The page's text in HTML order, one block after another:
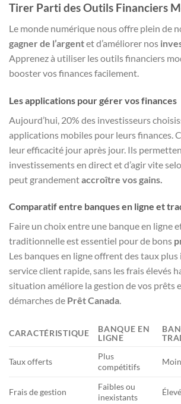
Tirer Parti des Outils Financiers
Le monde numérique nous offre plein de
gagner de l’argentet d’améliorer nos
Apprenez à utiliser les outils financiers
booster vos finances facilement.
Les applications pour gérer vos finances
Aujourd’hui, 20% des investisseurs
applications mobiles pour leurs finances.
leur efficacité jour après jour. Ils
investissements en direct et d’agir vite
peut grandementaccroître vos gains.
Comparatif entre banques en ligne et
Faire un choix entre une banque en ligne
traditionnelle est essentiel pour de bons
Les banques en ligne offrent des taux
service client rapide, sans les frais élevés
situation améliore la gestion de vos prêts
démarches de Prêt Canada.
CARACTÉRISTIQUE
BANQUE EN
LIGNE
Taux offerts
Plus
compétitifs
Frais de gestion
Faibles ou
inexistants